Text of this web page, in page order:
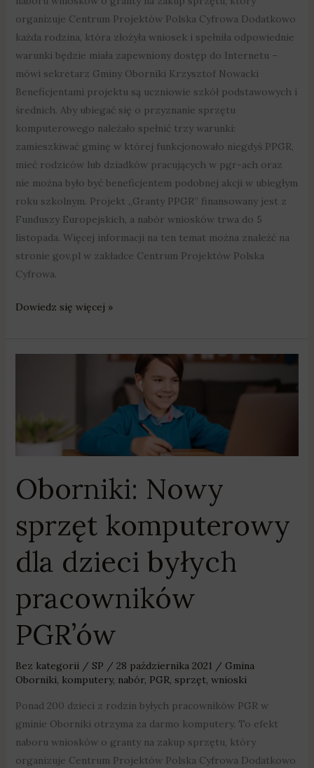
organizuje Centrum Projektów Polska Cyfrowa Dodatkowo
każda rodzina, która złożyła wniosek i spełniła odpowiednie
warunki będzie miała zapewniony dostęp do Internetu –
mówi sekretarz Gminy Oborniki Krzysztof Nowacki
Beneficjentami projektu są uczniowie szkół podstawowych i
średnich. Aby ubiegać się o przyznanie sprzętu
komputerowego należało spełnić trzy warunki:
zamieszkiwać gminę w której funkcjonowało niegdyś PPGR,
mieć rodziców lub dziadków pracujących w pgr-ach oraz
nie można było być beneficjentem podobnej akcji w ubiegłym
roku szkolnym. Projekt „Granty PPGR” finansowany jest z
Funduszy Europejskich, a nabór wniosków trwa do 5
listopada. Więcej informacji na ten temat można znaleźć na
stronie gov.pl w zakładce Centrum Projektów Polska
Cyfrowa.
Dowiedz się więcej »
Oborniki: Nowy
sprzęt komputerowy
dla dzieci byłych
pracowników
PGR’ów
Bez kategorii/ SP / 28 października 2021 / Gmina
Oborniki, komputery, nabór, PGR, sprzęt, wnioski
Ponad 200 dzieci z rodzin byłych pracowników PGR w
gminie Oborniki otrzyma za darmo komputery. To efekt
naboru wniosków o granty na zakup sprzętu, który
organizuje Centrum Projektów Polska Cyfrowa Dodatkowo
pracowników